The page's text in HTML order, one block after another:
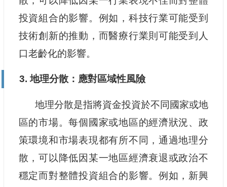
投資組合的影響。例如，科技行業可能受到
技術創新的推動，而醫療行業則可能受到人
口老齡化的影響。
3. 地理分散：應對區域性風險
地理分散是指將資金投資於不同國家或地
區的市場。每個國家或地區的經濟狀況、政
策環境和市場表現都有所不同，通過地理分
散，可以降低因某一地區經濟衰退或政治不
穩定而對整體投資組合的影響。例如，新興